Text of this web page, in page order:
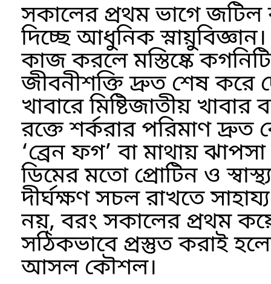
সকালের প্রথম ভাগে
দিচ্ছে আধুনিক
কাজ করলে মস্তিষ্কে
জীবনীশক্তি দ্রুত শেষ করে
খাবারে মিষ্টিজাতীয় খাবার
রক্তে শর্করার পরিমাণ
‘ব্রেন ফগ’ বা মাথায়
ডিমের মতো প্রোটিন ও
দীর্ঘক্ষণ সচল রাখতে
নয়, বরং সকালের প্রথম
সঠিকভাবে প্রস্তুত করাই
আসল কৌশল।